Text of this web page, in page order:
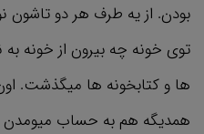
بودن. از یه طرف هر دو تاشون
توی خونه چه بیرون از خونه
ها و کتابخونه ها میگذشت.
همدیگه هم به حساب میومدن